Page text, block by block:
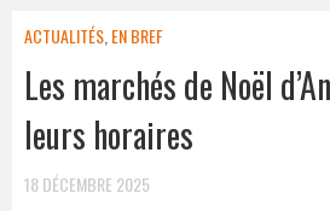
ACTUALITÉS EN BREF
Les marchés de Noël
leurs horaires
18 DÉCEMBRE 2025